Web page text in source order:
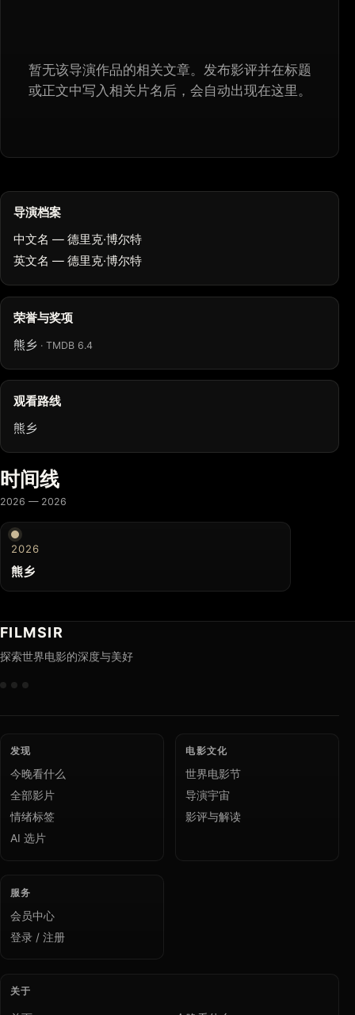
暂无该导演作品的相关文章。发布影评并在标题
或正文中写入相关片名后，会自动出现在这里。
导演档案
中文名 — 德里克·博尔特
英文名 — 德里克·博尔特
荣誉与奖项
熊乡 · TMDB 6.4
观看路线
熊乡
时间线
2026 — 2026
2026
熊乡
FILMSIR
探索世界电影的深度与美好
发现
今晚看什么
全部影片
情绪标签
AI 选片
电影文化
世界电影节
导演宇宙
影评与解读
服务
会员中心
登录 / 注册
关于